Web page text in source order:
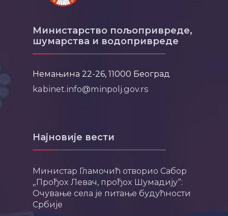
Министарство пољопривреде,
шумарства и водопривреде
Немањина 22-26, 11000 Београд
kabinet.info@minpolj.gov.rs
Најновије вести
Министар Гламочић отворио Сабор
„Прођох Левач, прођох Шумадију“:
Очување села је питање будућности
Србије